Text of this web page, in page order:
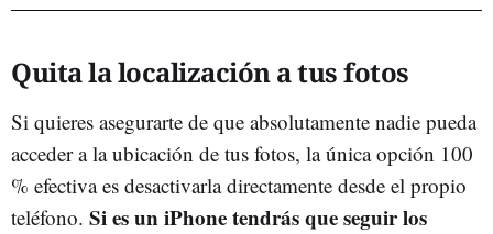
Quita la localización a tus fotos
Si quieres asegurarte de que absolutamente nadie pueda
acceder a la ubicación de tus fotos, la única opción 100
% efectiva es desactivarla directamente desde el propio
teléfono. Si es un iPhone tendrás que seguir los